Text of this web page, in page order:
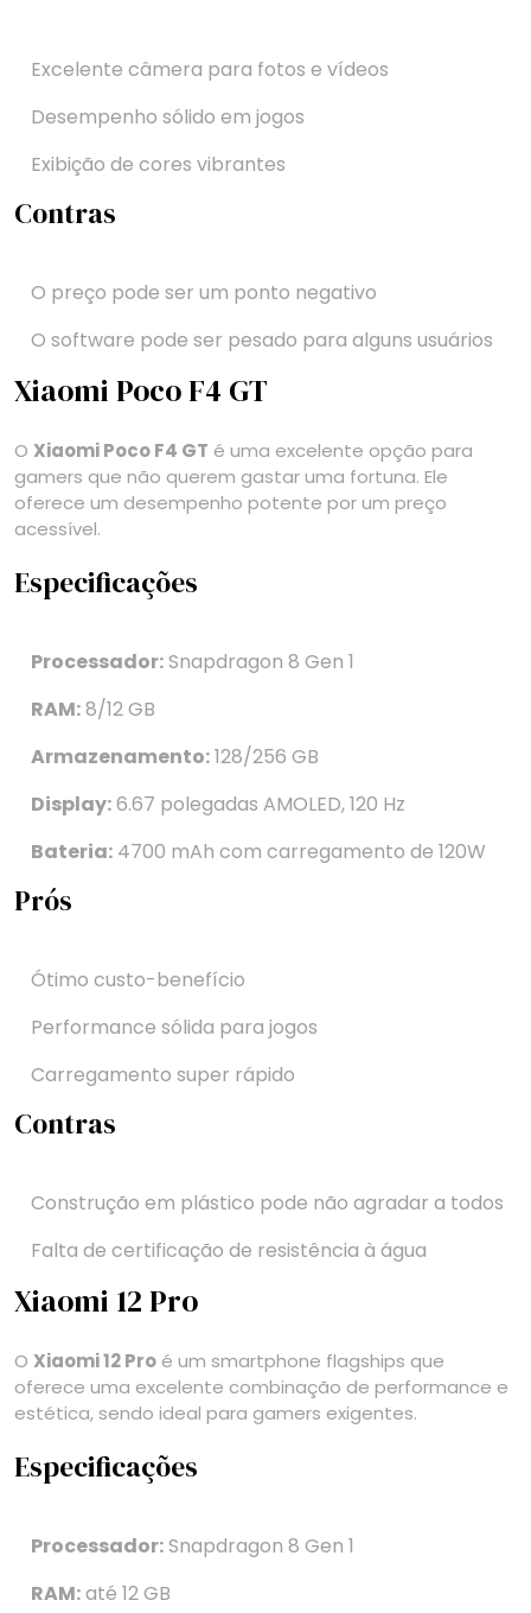
Excelente câmera para fotos e vídeos
Desempenho sólido em jogos
Exibição de cores vibrantes
Contras
O preço pode ser um ponto negativo
O software pode ser pesado para alguns usuários
Xiaomi Poco F4 GT
O Xiaomi Poco F4 GT é uma excelente opção para
gamers que não querem gastar uma fortuna. Ele
oferece um desempenho potente por um preço
acessível.
Especificações
Processador:Snapdragon 8 Gen 1
RAM:8/12 GB
Armazenamento:128/256 GB
Display:6.67 polegadas AMOLED, 120 Hz
Bateria: 4700 mAh com carregamento de 120W
Prós
Ótimo custo-benefício
Performance sólida para jogos
Carregamento super rápido
Contras
Construção em plástico pode não agradar a todos
Falta de certificação de resistência à água
Xiaomi 12 Pro
O Xiaomi 12 Pro é um smartphone flagships que
oferece uma excelente combinação de performance e
estética, sendo ideal para gamers exigentes.
Especificações
Processador:Snapdragon 8 Gen 1
RAM:até 12 GB